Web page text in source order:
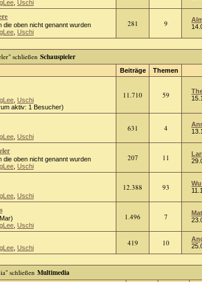
Uschi
die oben nicht genannt wurden
Uschi
281 9
Schauspieler
Beiträge Themen
Uschi
aktiv: 1 Besucher)
11.710 59
Uschi
631 4
die oben nicht genannt wurden
Uschi
207 11
Uschi
12.388 93
Uschi
1.496 7
Uschi
419 10
Multimedia